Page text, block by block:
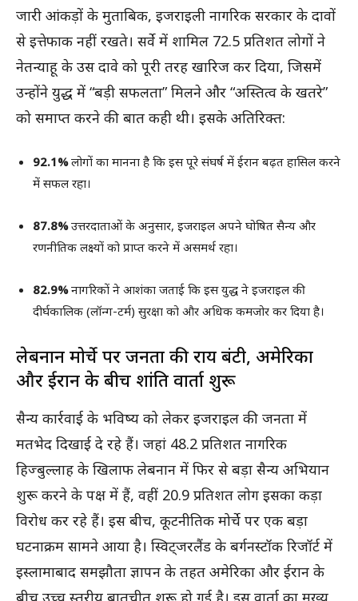
जारी आंकड़ों के मुताबिक, इजराइली नागरिक सरकार के दावों
से इत्तेफाक नहीं रखते। सर्वे में शामिल 72.5 प्रतिशत लोगों ने
नेतन्याहू के उस दावे को पूरी तरह खारिज कर दिया, जिसमें
उन्होंने युद्ध में “बड़ी सफलता” मिलने और “अस्तित्व के खतरे”
को समाप्त करने की बात कही थी। इसके अतिरिक्त:
92.1%लोगों का मानना है कि इस पूरे संघर्ष में ईरान बढ़त हासिल करने
में सफल रहा।
87.8%उत्तरदाताओं के अनुसार, इजराइल अपने घोषित सैन्य और
रणनीतिक लक्ष्यों को प्राप्त करने में असमर्थ रहा।
82.9%नागरिकों ने आशंका जताई कि इस युद्ध ने इजराइल की
दीर्घकालिक (लॉन्ग-टर्म) सुरक्षा को और अधिक कमजोर कर दिया है।
लेबनान मोर्चे पर जनता की राय बंटी, अमेरिका
और ईरान के बीच शांति वार्ता शुरू
सैन्य कार्रवाई के भविष्य को लेकर इजराइल की जनता में
मतभेद दिखाई दे रहे हैं। जहां 48.2 प्रतिशत नागरिक
हिज्बुल्लाह के खिलाफ लेबनान में फिर से बड़ा सैन्य अभियान
शुरू करने के पक्ष में हैं, वहीं 20.9 प्रतिशत लोग इसका कड़ा
विरोध कर रहे हैं। इस बीच, कूटनीतिक मोर्चे पर एक बड़ा
घटनाक्रम सामने आया है। स्विट्जरलैंड के बर्गनस्टॉक रिजॉर्ट में
इस्लामाबाद समझौता ज्ञापन के तहत अमेरिका और ईरान के
बीच उच्च स्तरीय बातचीत शुरू हो गई है। इस वार्ता का मुख्य